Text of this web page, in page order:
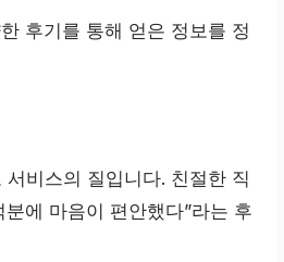
후기를 통해 얻은 정보를 정
비스의 질입니다. 친절한 직
에 마음이 편안했다”라는 후